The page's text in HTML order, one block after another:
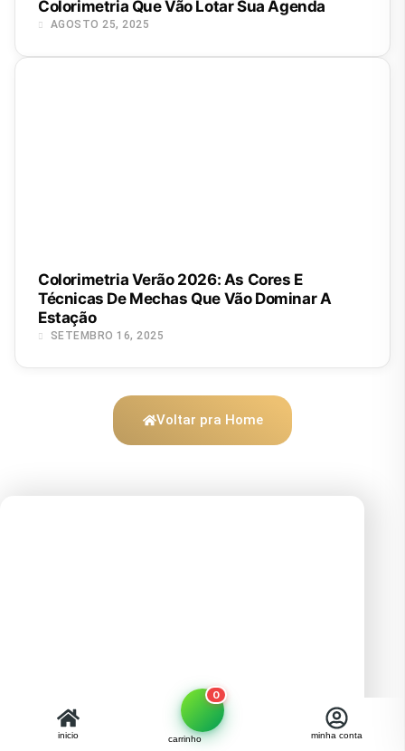
Colorimetria Que Vão Lotar Sua Agenda
AGOSTO 25, 2025
Colorimetria Verão 2026: As Cores E
Técnicas De Mechas Que Vão Dominar A
Estação
SETEMBRO 16, 2025
Voltar pra Home
inicio
0
carrinho minha conta